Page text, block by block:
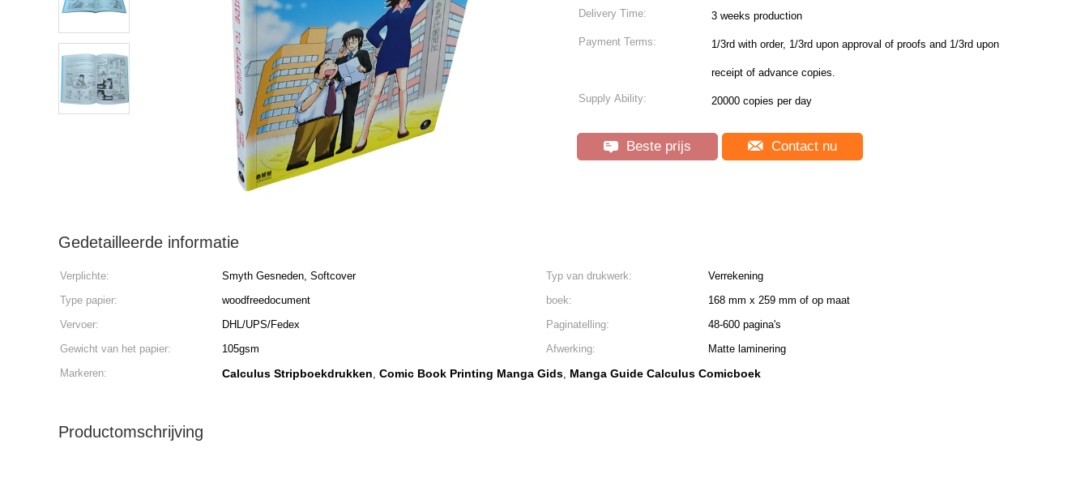
Delivery Time: 3 weeks production
Payment Terms: 1/3rd with order, 1/3rd upon approval of proofs and 1/3rd upon
receipt of advance copies.
Supply Ability: 20000 copies per day
Beste prijs Contact nu
Gedetailleerde informatie
Verplichte: Smyth Gesneden, Softcover Typ van drukwerk:
Verrekening
Type papier:
woodfreedocument boek:
168 mm x 259 mm of op maat
Vervoer:
DHL/UPS/Fedex Paginatelling:
48-600 pagina's
Gewicht van het papier:
105gsm Afwerking:
Matte laminering
Markeren:
Calculus Stripboekdrukken, Comic Book Printing Manga Gids, Manga Guide Calculus Comicboek
Productomschrijving